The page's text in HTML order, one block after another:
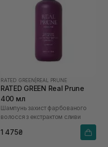
RATED GREEN REAL PRUNE
RATED GREEN Real Prune
400 мл
Шампунь захист фарбованого
волосся з екстрактом сливи
1 475₴